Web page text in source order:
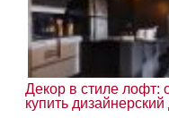
Декор в стиле лофт:
купить